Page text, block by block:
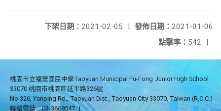
發佈日期： 2021-01-06
下架日期： 2021-02-05
|
點擊率： 542 |
桃園市立福豐國民中學Taoyuan Municipal Fu-Fong Junior High School
33070 桃園市桃園區延平路326號
No.326, Yanping Rd., Taoyuan Dist., Taoyuan City 33070, Taiwan (R.O.C.)
聯絡電話
03-3669547 |